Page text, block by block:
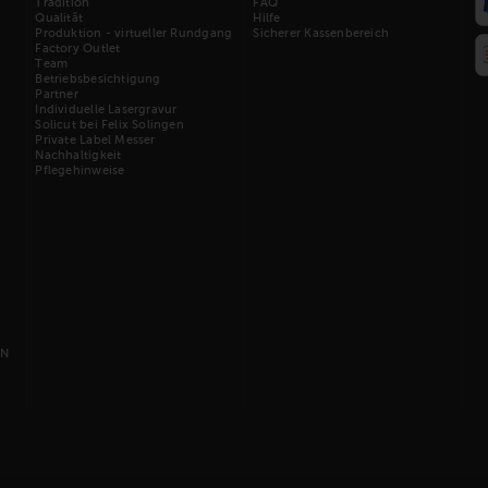
Tradition
Qualität
Produktion - virtueller Rundgang
Factory Outlet
Team
Betriebsbesichtigung
Partner
Individuelle Lasergravur
Solicut bei Felix Solingen
Private Label Messer
Nachhaltigkeit
Pflegehinweise
FAQ
Hilfe
Sicherer Kassenbereich